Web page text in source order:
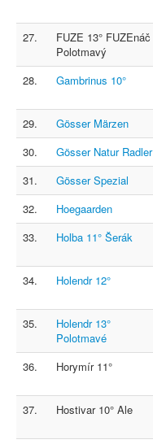
27.
FUZE 13° FUZEnáč
Polotmavý
28.
Gambrinus 10°
29.
Gösser Märzen
30.
Gösser Natur Radler
31.
Gösser Spezial
32.
Hoegaarden
33.
Holba 11° Šerák
34.
Holendr 12°
35.
Holendr 13°
Polotmavé
36.
Horymír 11°
37.
Hostivar 10° Ale